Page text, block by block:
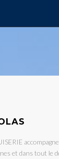
et dans tout le